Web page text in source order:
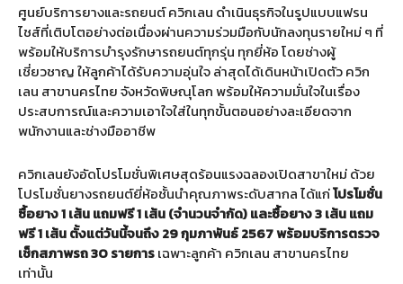
ศูนย์บริการยางและรถยนต์ ควิกเลน ดำเนินธุรกิจในรูปแบบแฟรน
ไชส์ที่เติบโตอย่างต่อเนื่องผ่านความร่วมมือกับนักลงทุนรายใหม่ ๆ ที่
พร้อมให้บริการบำรุงรักษารถยนต์ทุกรุ่น ทุกยี่ห้อ โดยช่างผู้
เชี่ยวชาญ ให้ลูกค้าได้รับความอุ่นใจ ล่าสุดได้เดินหน้าเปิดตัว ควิก
เลน สาขานครไทย จังหวัดพิษณุโลก พร้อมให้ความมั่นใจในเรื่อง
ประสบการณ์และความเอาใจใส่ในทุกขั้นตอนอย่างละเอียดจาก
พนักงานและช่างมืออาชีพ
ควิกเลนยังอัดโปรโมชั่นพิเศษสุดร้อนแรงฉลองเปิดสาขาใหม่ ด้วย
โปรโมชั่นยางรถยนต์ยี่ห้อชั้นนำคุณภาพระดับสากล ได้แก่โปรโมชั่น
ซื้อยาง1เส้นแถมฟรี1เส้น(จำนวนจำกัด)และซื้อยาง3เส้นแถม
ฟรี1เส้นตั้งแต่วันนี้จนถึง29กุมภาพันธ์2567พร้อมบริการตรวจ
เช็กสภาพรถ30รายการเฉพาะลูกค้า ควิกเลน สาขานครไทย
เท่านั้น